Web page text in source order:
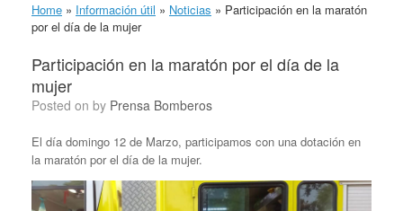
Home » Información útil » Noticias » Participación en la maratón
por el día de la mujer
Participación en la maratón por el día de la
mujer
Posted on by Prensa Bomberos
El día domingo 12 de Marzo, participamos con una dotación en
la maratón por el día de la mujer.